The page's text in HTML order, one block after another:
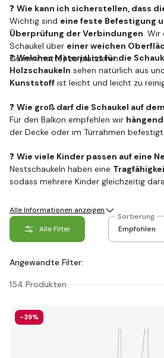
❓ Wie kann ich sicherstellen, dass
Wichtig sind eine feste Befestigung
Überprüfung der Verbindungen. Wir
Schaukel über einer weichen
Gummimatte) zu platzieren.
❓Welches Material ist für die
Holzschaukeln sehen natürlich aus
Kunststoff ist leicht und leicht zu
❓ Wie groß darf die Schaukel auf
Für den Balkon empfehlen wir
der Decke oder im Türrahmen
❓ Wie viele Kinder passen auf eine
Nestschaukeln haben eine
sodass mehrere Kinder gleichzeitig
Alle Informationen anzeigen
Alle Filter
Sortierung
Angewandte Filter:
154 Produkten
-39%